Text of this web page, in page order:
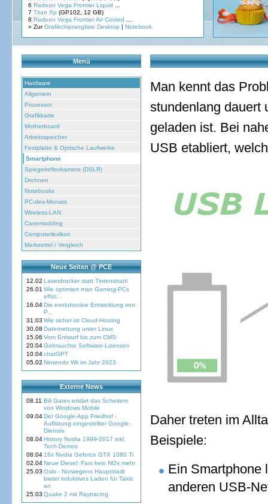
6 Radeon Vega Frontier Liquid
7 Titan Xp (GP102, 12 GB)
8 Radeon Vega Frontier Air Cooled
» ZurGrafikchiprangliste Desktop | Notebook
Menü
Hardware
Allgemein
Prozessor
Grafikkarte
Motherboard
Arbeitsspeicher
Festplatte & Optische Laufwerke
Smartphone
Spiegelreflexkamera (DSLR)
Drohnen
Notebooks
PC-des-Monats
Wireless-LAN
Casemodding
Computerlexikon
Merkzettel / Vergleich
Neue Seiten @ PCE
12.02 Laserdrucker statt Tintenstrahl
26.01 Wie optimiert man Gaming-PCs
effizi...
16.04Die evolutionäre Entwicklung von
P...
31.03 Wie sicher ist Cloud-Hosting
30.08 Datenrettung unter Linux
15.06 Vom Entwurf bis zum CMS:
20.04Gebrauchte Software-Lizenzen
10.04chatGPT
05.02 Nintendo Wii im Jahr 2023
Externe News
08.11 Bill Gates erklärt das Scheitern
von Windows Mobile
09.04Der Google-App Friedhof -
Auflistung eingestellter Google-
Dienste
08.04History Nvidia 1999-2017 inkl.
Tech-Demos
08.04 16x Nvidia Geforce GTX 1080 Ti
02.04Neue Diesel: Fast kein NOx mehr
25.03 Oslo - Norwegens Hauptstadt
bietet induktives Laden für Taxis
an
25.03 Quake 2 mit Raytracing
Man kennt das
stundenlang dauert
geladen ist. Bei
USB etabliert,
Daher treten im
Beispiele:
Ein Smartphone
anderen USB-